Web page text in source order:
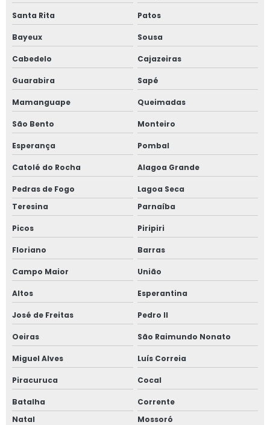
Santa Rita Patos
Bayeux Sousa
Cabedelo Cajazeiras
Guarabira Sapé
Mamanguape Queimadas
São Bento Monteiro
Esperança Pombal
Catolé do Rocha Alagoa Grande
Pedras de Fogo
Lagoa Seca
Teresina
Parnaíba
Picos Piripiri
Floriano Barras
Campo Maior União
Altos Esperantina
José de Freitas Pedro II
Oeiras São Raimundo Nonato
Miguel Alves Luís Correia
Piracuruca Cocal
Batalha
Corrente
Natal
Mossoró